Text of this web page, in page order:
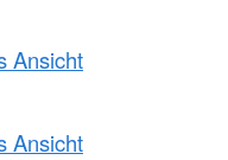
Ansicht
Ansicht